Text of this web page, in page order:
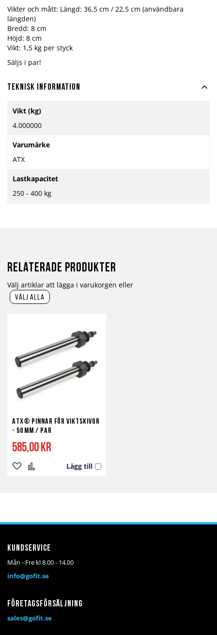
Vikter och mått: Längd: 36,5 cm / 22,5 cm (användbara
längden)
Bredd: 8 cm
Höjd: 8 cm
Vikt: 1,5 kg per styck
Säljs i par!
Teknisk information
information
Vikt (kg)
4.000000
Varumärke
ATX
Lastkapacitet
250 - 400 kg
Relaterade produkter
Välj artiklar att lägga i varukorgen eller
välj alla
ATX® Pinnar För Viktskivor
- 50 mm / Par
585,00 kr
Lägg till
Lägg Lägg
Kundservice
Mån - Fre kl 8.00 - 14.00
info@gofit.se
Företagsförsäljning
sales@gofit.se